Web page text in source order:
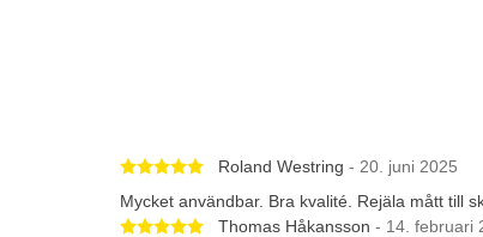
Betygsatt 5 av 5 stjärnor
Roland Westring - 20. juni 2025
Mycket användbar. Bra kvalité. Rejäla mått till
Betygsatt 5 av 5 stjärnor
Thomas Håkansson - 14. februari